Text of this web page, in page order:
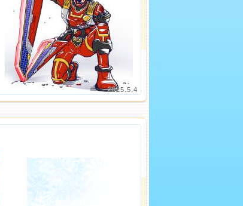
2025.5.4